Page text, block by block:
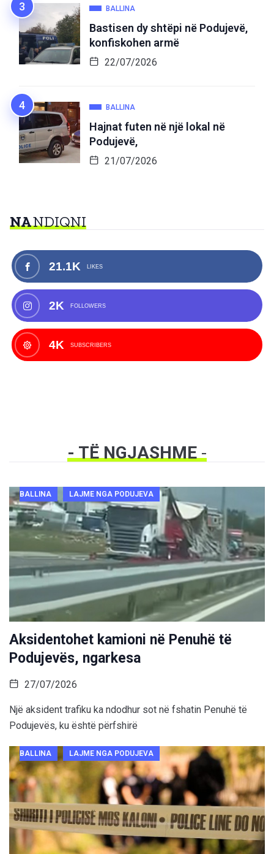
BALLINA
Bastisen dy shtëpi në Podujevë,
konfiskohen armë
22/07/2026
BALLINA
Hajnat futen në një lokal në
Podujevë,
21/07/2026
NANDIQNI
21.1K LIKES
2K FOLLOWERS
4K SUBSCRIBERS
- TË NGJASHME-
BALLINA LAJME NGA PODUJEVA
Aksidentohet kamioni në Penuhë të
Podujevës, ngarkesa
27/07/2026
Një aksident trafiku ka ndodhur sot në fshatin Penuhë të
Podujevës, ku është përfshirë
BALLINA LAJME NGA PODUJEVA